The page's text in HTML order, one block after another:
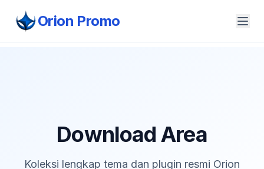
Orion Promo
Download Area
Koleksi lengkap tema dan plugin resmi Orion